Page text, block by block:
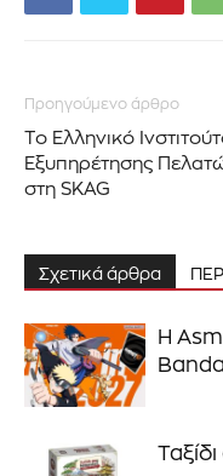
Προηγούμενο άρθρο
Το Ελληνικό
Εξυπηρέτησης
στη SKAG
Σχετικά άρθρα
Η